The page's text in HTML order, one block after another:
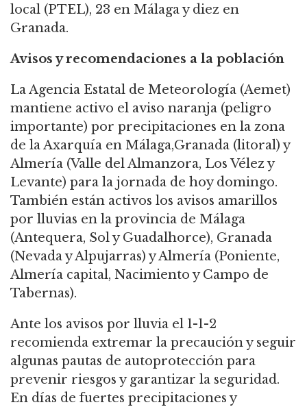
local (PTEL), 23 en Málaga y diez en
Granada.
Avisos y recomendaciones a la población
La Agencia Estatal de Meteorología (Aemet)
mantiene activo el aviso naranja (peligro
importante) por precipitaciones en la zona
de la Axarquía en Málaga,Granada (litoral) y
Almería (Valle del Almanzora, Los Vélez y
Levante) para la jornada de hoy domingo.
También están activos los avisos amarillos
por lluvias en la provincia de Málaga
(Antequera, Sol y Guadalhorce), Granada
(Nevada y Alpujarras) y Almería (Poniente,
Almería capital, Nacimiento y Campo de
Tabernas).
Ante los avisos por lluvia el 1-1-2
recomienda extremar la precaución y seguir
algunas pautas de autoprotección para
prevenir riesgos y garantizar la seguridad.
En días de fuertes precipitaciones y